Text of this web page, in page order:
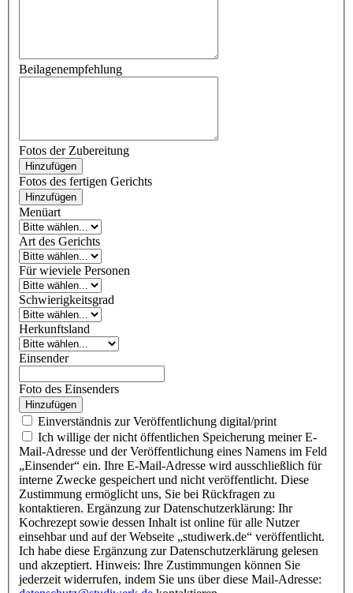
Beilagenempfehlung
Fotos der Zubereitung
Hinzufügen
Fotos des fertigen Gerichts
Hinzufügen
Menüart
Art des Gerichts
Für wieviele Personen
Schwierigkeitsgrad
Herkunftsland
Einsender
Foto des Einsenders
Hinzufügen
Einverständnis zur Veröffentlichung digital/print
Ich willige der nicht öffentlichen Speicherung meiner E-
Mail-Adresse und der Veröffentlichung eines Namens im Feld
„Einsender“ ein. Ihre E-Mail-Adresse wird ausschließlich für
interne Zwecke gespeichert und nicht veröffentlicht. Diese
Zustimmung ermöglicht uns, Sie bei Rückfragen zu
kontaktieren. Ergänzung zur Datenschutzerklärung: Ihr
Kochrezept sowie dessen Inhalt ist online für alle Nutzer
einsehbar und auf der Webseite „studiwerk.de“ veröffentlicht.
Ich habe diese Ergänzung zur Datenschutzerklärung gelesen
und akzeptiert. Hinweis: Ihre Zustimmungen können Sie
jederzeit widerrufen, indem Sie uns über diese Mail-Adresse: